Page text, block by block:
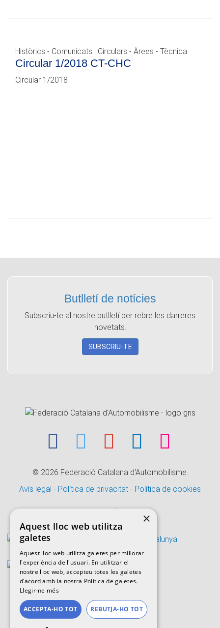
Històrics - Comunicats i Circulars - Àrees - Tècnica
Circular 1/2018 CT-CHC
Circular 1/2018
Butlletí de notícies
Subscriu-te al nostre butlletí per rebre les darreres
novetats.
SUBSCRIU-TE
© 2026 Federació Catalana d'Automobilisme.
Avís legal - Política de privacitat - Política de cookies
×
Aquest lloc web utilitza
galetes
Aquest lloc web utilitza galetes per millorar
l'experiència de l'usuari. En utilitzar el
nostre lloc web, accepteu totes les galetes
d’acord amb la nostra Política de galetes.
Llegir-ne més
ACCEPTA-HO TOT REBUTJA-HO TOT